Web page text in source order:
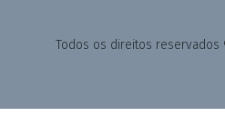
Todos os direitos reservados